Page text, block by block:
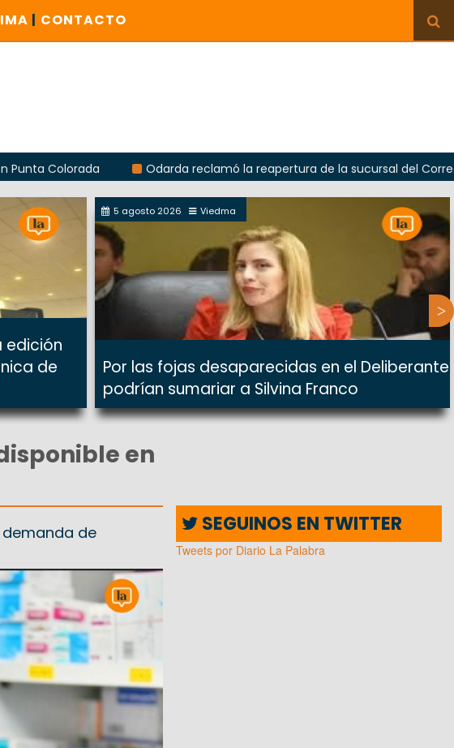
| CONTACTO
Odarda reclamó la reapertura de la sucursal del Correo
edición
de
5 agosto 2026 Viedma
Por las fojas desaparecidas en el Deliberante
podrían sumariar a Silvina Franco
en
de
SEGUINOS EN TWITTER
Tweets por Diario La Palabra